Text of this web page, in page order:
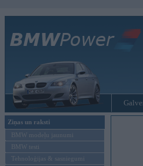
Ziņas un raksti
BMW modeļu jaunumi
BMW testi
Tehnoloģijas & sasniegumi